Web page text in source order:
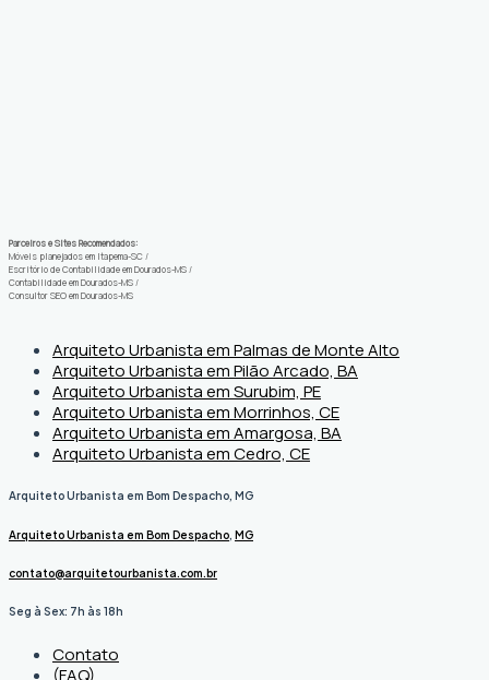
Parceiros e Sites Recomendados:
Móveis planejados em Itapema-SC /
Escritório de Contabilidade em Dourados-MS /
Contabilidade em Dourados-MS /
Consultor SEO em Dourados-MS
Arquiteto Urbanista em Palmas de Monte Alto
Arquiteto Urbanista em Pilão Arcado, BA
Arquiteto Urbanista em Surubim, PE
Arquiteto Urbanista em Morrinhos, CE
Arquiteto Urbanista em Amargosa, BA
Arquiteto Urbanista em Cedro, CE
Arquiteto Urbanista em Bom Despacho, MG
Arquiteto Urbanista em Bom Despacho, MG
contato@arquitetourbanista.com.br
Seg à Sex: 7h às 18h
Contato
(FAQ)